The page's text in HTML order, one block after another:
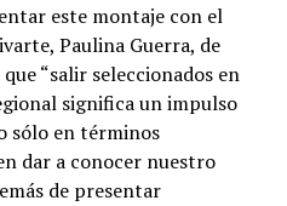
este montaje con el
Paulina Guerra, de
“salir seleccionados en
significa un impulso
sólo en términos
dar a conocer nuestro
de presentar